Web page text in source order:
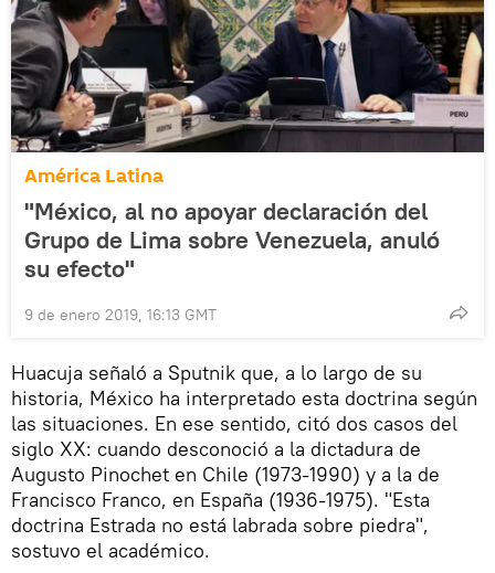
América Latina
"México, al no apoyar declaración del
Grupo de Lima sobre Venezuela, anuló
su efecto"
9 de enero 2019, 16:13 GMT
Huacuja señaló a Sputnik que, a lo largo de su
historia, México ha interpretado esta doctrina según
las situaciones. En ese sentido, citó dos casos del
siglo XX: cuando desconoció a la dictadura de
Augusto Pinochet en Chile (1973-1990) y a la de
Francisco Franco, en España (1936-1975). "Esta
doctrina Estrada no está labrada sobre piedra",
sostuvo el académico.